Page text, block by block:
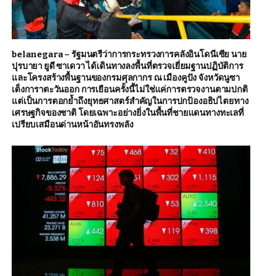
belanegara – รัฐมนตรีว่าการกระทรวงการคลังอินโดนีเซีย นาย
ปุรบายา ยูดี ซาเดวา ได้เดินทางลงพื้นที่ตรวจเยี่ยมฐานปฏิบัติการ
และโครงสร้างพื้นฐานของกรมศุลกากร ณ เมืองคูปัง จังหวัดนูซา
เต็งการาตะวันออก การเยือนครั้งนี้ไม่ใช่แค่การตรวจงานตามปกติ
แต่เป็นการตอกย้ำถึงยุทธศาสตร์สำคัญในการปกป้องอธิปไตยทาง
เศรษฐกิจของชาติ โดยเฉพาะอย่างยิ่งในพื้นที่ชายแดนทางทะเลที่
เปรียบเสมือนด่านหน้าอันทรงพลัง